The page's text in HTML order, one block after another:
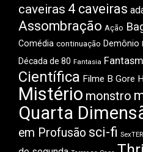
caveiras 4 caveiras
Assombração Ação
Comédia continuação Demônio
Década de 80 Fantasia
Científica Filme B Gore
Mistério monstro
Quarta
em Profusão sci-fi